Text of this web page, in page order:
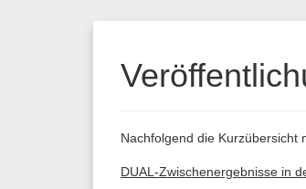
Nachfolgend die Kurzübersicht
DUAL-Zwischenergebnisse in